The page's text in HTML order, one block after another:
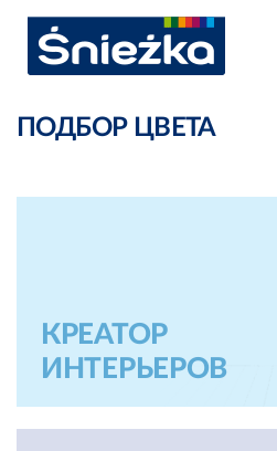
ПОДБОР ЦВЕТА
КРЕАТОР
ИНТЕРЬЕРОВ